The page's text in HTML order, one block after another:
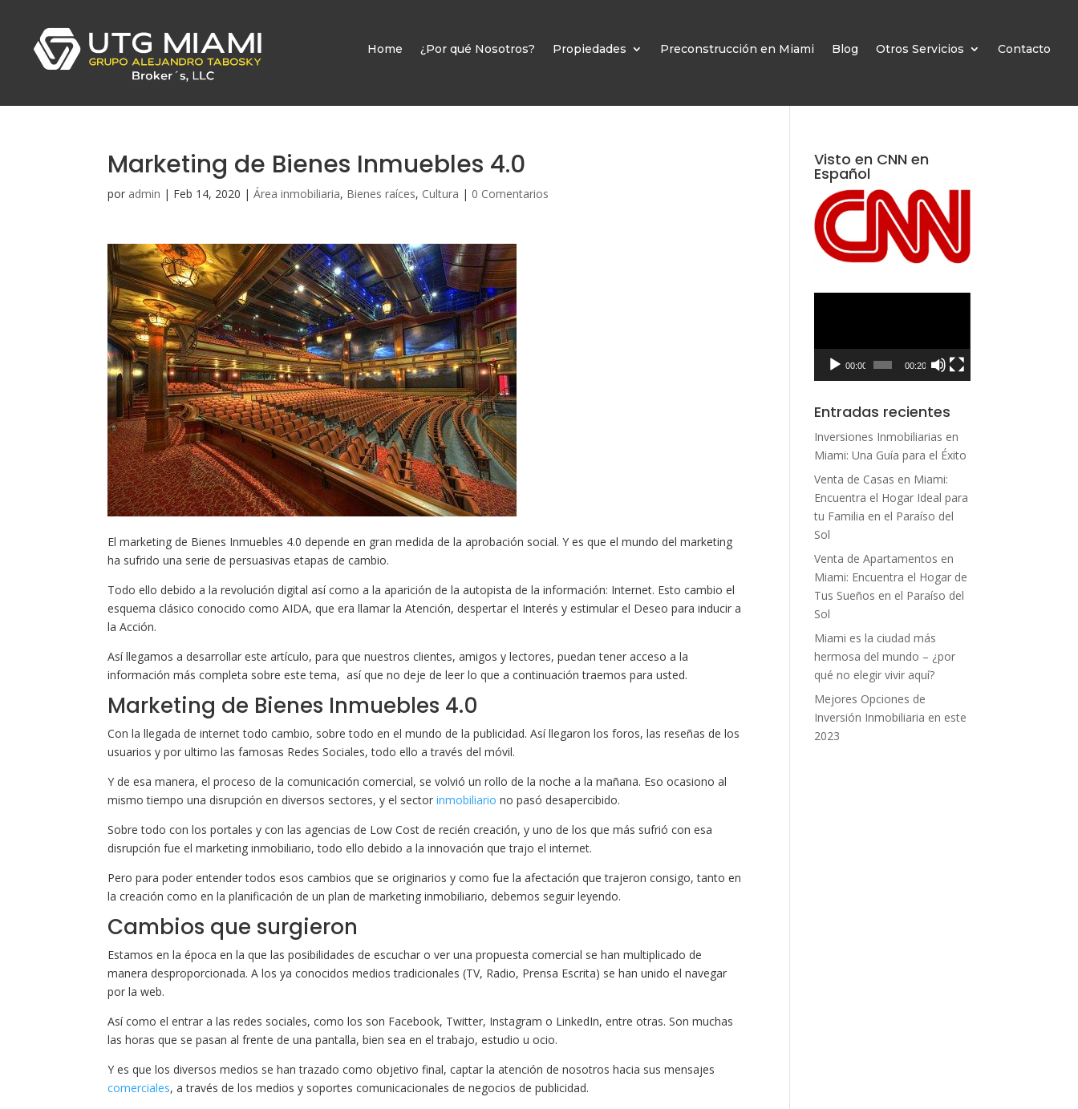
Home ¿Por qué Nosotros? Propiedades Preconstrucción en Miami Blog Otros Servicios Contacto
Marketing de Bienes Inmuebles 4.0
por admin | Feb 14, 2020 |Área inmobiliaria, Bienes raíces, Cultura | 0 Comentarios
El marketing de Bienes Inmuebles 4.0 depende en gran medida de la aprobación social. Y es que el mundo del marketing
ha sufrido una serie de persuasivas etapas de cambio.
Todo ello debido a la revolución digital así como a la aparición de la autopista de la información: Internet. Esto cambio el
esquema clásico conocido como AIDA, que era llamar la Atención, despertar el Interés y estimular el Deseo para inducir a
la Acción.
Así llegamos a desarrollar este artículo, para que nuestros clientes, amigos y lectores, puedan tener acceso a la
información más completa sobre este tema, así que no deje de leer lo que a continuación traemos para usted.
Marketing de Bienes Inmuebles 4.0
Con la llegada de internet todo cambio, sobre todo en el mundo de la publicidad. Así llegaron los foros, las reseñas de los
usuarios y por ultimo las famosas Redes Sociales, todo ello a través del móvil.
Y de esa manera, el proceso de la comunicación comercial, se volvió un rollo de la noche a la mañana. Eso ocasiono al
mismo tiempo una disrupción en diversos sectores, y el sectorinmobiliario no pasó desapercibido.
Sobre todo con los portales y con las agencias de Low Cost de recién creación, y uno de los que más sufrió con esa
disrupción fue el marketing inmobiliario, todo ello debido a la innovación que trajo el internet.
Pero para poder entender todos esos cambios que se originarios y como fue la afectación que trajeron consigo, tanto en
la creación como en la planificación de un plan de marketing inmobiliario, debemos seguir leyendo.
Cambios que surgieron
Estamos en la época en la que las posibilidades de escuchar o ver una propuesta comercial se han multiplicado de
manera desproporcionada. A los ya conocidos medios tradicionales (TV, Radio, Prensa Escrita) se han unido el navegar
por la web.
Así como el entrar a las redes sociales, como los son Facebook, Twitter, Instagram o LinkedIn, entre otras. Son muchas
las horas que se pasan al frente de una pantalla, bien sea en el trabajo, estudio u ocio.
Y es que los diversos medios se han trazado como objetivo final, captar la atención de nosotros hacia sus mensajes
comerciales, a través de los medios y soportes comunicacionales de negocios de publicidad.
Visto en CNN en
Español
00:00 00:20
Entradas recientes
Inversiones Inmobiliarias en
Miami: Una Guía para el Éxito
Venta de Casas en Miami:
Encuentra el Hogar Ideal para
tu Familia en el Paraíso del
Sol
Venta de Apartamentos en
Miami: Encuentra el Hogar de
Tus Sueños en el Paraíso del
Sol
Miami es la ciudad más
hermosa del mundo – ¿por
qué no elegir vivir aquí?
Mejores Opciones de
Inversión Inmobiliaria en este
2023